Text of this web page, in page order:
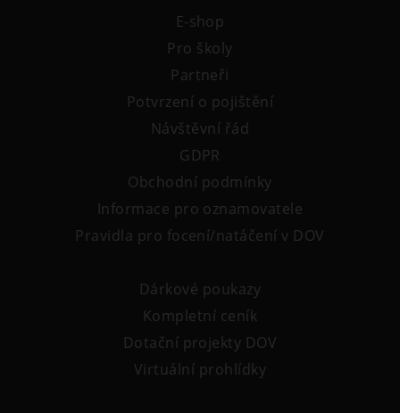
E-shop
Pro školy
Partneři
Potvrzení o pojištění
Návštěvní řád
GDPR
Obchodní podmínky
Informace pro oznamovatele
Pravidla pro focení/natáčení v DOV
Dárkové poukazy
Kompletní ceník
Dotační projekty DOV
Virtuální prohlídky